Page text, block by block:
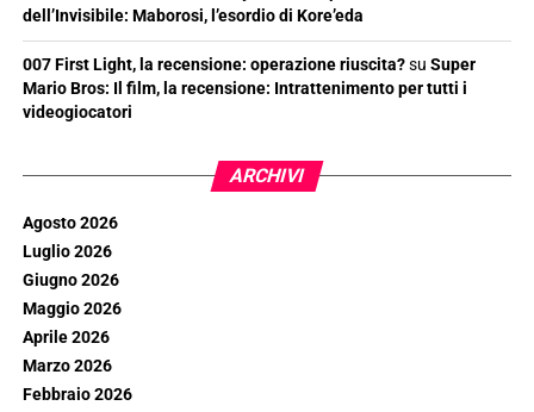
dell’Invisibile: Maborosi, l’esordio di Kore’eda
007 First Light, la recensione: operazione riuscita?su Super
Mario Bros: Il film, la recensione: Intrattenimento per tutti i
videogiocatori
ARCHIVI
Agosto 2026
Luglio 2026
Giugno 2026
Maggio 2026
Aprile 2026
Marzo 2026
Febbraio 2026